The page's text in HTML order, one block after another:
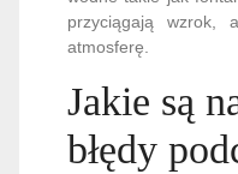
przyciągają wzrok,
atmosferę.
Jakie są
błędy